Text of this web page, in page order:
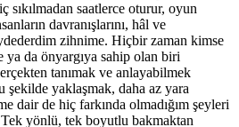
saatlerce oturur, oyun
davranışlarını, hâl ve
zihnime. Hiçbir zaman kimse
da önyargıya sahip olan biri
tanımak ve anlayabilmek
şekilde yaklaşmak, daha az yara
dair de hiç farkında olmadığım şeyleri
yönlü, tek boyutlu bakmaktan